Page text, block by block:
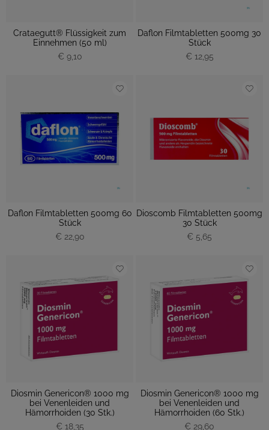
Crataegutt® Flüssigkeit zum
Einnehmen (50 ml)
€ 9,10
Daflon Filmtabletten 500mg 30
Stück
€ 12,95
Daflon Filmtabletten 500mg 60
Stück
€ 22,90
Dioscomb Filmtabletten 500mg
30 Stück
€ 5,65
Diosmin Genericon® 1000 mg
bei Venenleiden und
Hämorrhoiden (30 Stk.)
€ 18,35
Diosmin Genericon® 1000 mg
bei Venenleiden und
Hämorrhoiden (60 Stk.)
€ 29,60